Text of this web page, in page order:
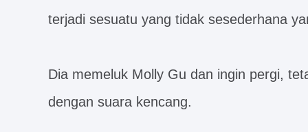
terjadi sesuatu yang tidak sesederhana
Dia memeluk Molly Gu dan ingin pergi,
dengan suara kencang.